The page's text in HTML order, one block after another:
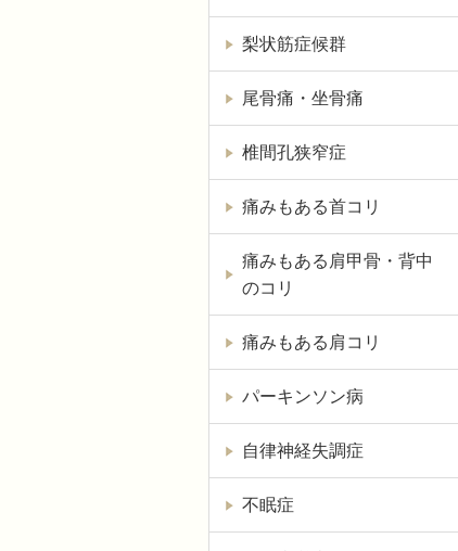
梨状筋症候群
尾骨痛・坐骨痛
椎間孔狭窄症
痛みもある首コリ
痛みもある肩甲骨・背中
のコリ
痛みもある肩コリ
パーキンソン病
自律神経失調症
不眠症